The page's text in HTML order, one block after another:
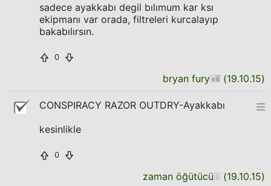
sadece ayakkabı degil bılımum kar ksı
ekipmanı var orada, filtreleri kurcalayıp
bakabılırsın.
0
bryan fury (19.10.15)
CONSPIRACY RAZOR OUTDRY-Ayakkabı
kesinlikle
0
zaman öğütücü (19.10.15)